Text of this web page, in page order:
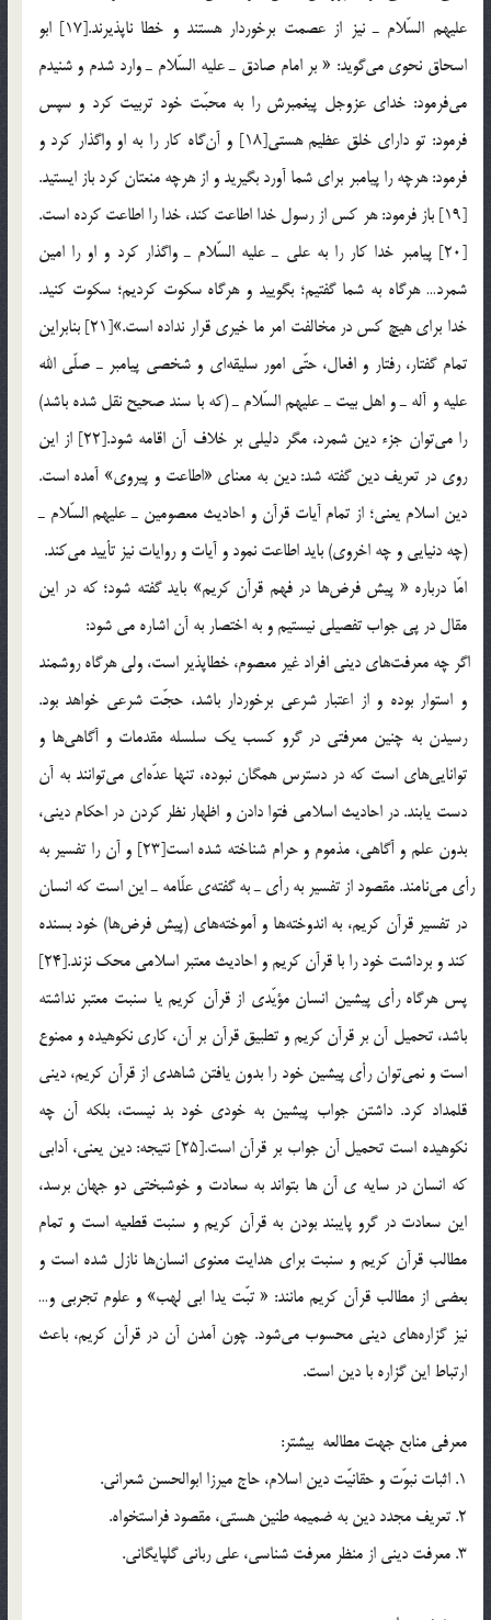
عليهم السّلام ـ نيز از عصمت برخوردار هستند و خطا ناپذيرند.[17] ابو
اسحاق نحوي مي‎گويد: « بر امام صادق ـ عليه السّلام ـ وارد شدم و شنيدم
مي‎فرمود: خداي عزوجل پيغمبرش را به محبّت خود تربيت كرد و سپس
فرمود: تو داراي خلق عظيم هستي[18] و آن‎گاه كار را به او واگذار كرد و
فرمود: هرچه را پيامبر براي شما آورد بگيريد و از هرچه منعتان كرد باز ايستيد.
[19] باز فرمود: هر كس از رسول خدا اطاعت كند، خدا را اطاعت كرده است.
[20] پيامبر خدا كار را به علي ـ عليه السّلام ـ واگذار كرد و او را امين
شمرد… هرگاه به شما گفتيم؛ بگوييد و هرگاه سكوت کرديم؛ سكوت كنيد.
خدا براي هيچ كس در مخالفت امر ما خيري قرار نداده است.»[21] بنابراين
تمام گفتار، رفتار و افعال، حتّي امور سليقه‎اي و شخصي پيامبر ـ صلّي الله
عليه و آله ـ و اهل بيت ـ عليهم السّلام ـ (كه با سند صحيح نقل شده باشد)
را مي‎توان جزء دين شمرد، مگر دليلي بر خلاف آن اقامه شود.[22] از اين
روي در تعريف دين گفته شد: دين به معناي «اطاعت و پيروي» آمده است.
دين اسلام يعني؛ از تمام آيات قرآن و احاديث معصومين ـ عليهم السّلام ـ
(چه دنيايي و چه اخروي) بايد اطاعت نمود و آيات و روايات نيز تأييد مي‎كند.
امّا درباره « پيش فرض‎ها در فهم قرآن كريم» بايد گفته شود؛ كه در اين
مقال در پي جواب تفصيلي نيستيم و به اختصار به آن اشاره مي‎ شود:
اگر چه معرفت‎هاي ديني افراد غير معصوم، خطاپذير است، ولي هرگاه روشمند
و استوار بوده و از اعتبار شرعي برخوردار باشد، حجّت شرعي خواهد بود.
رسيدن به چنين معرفتي در گرو کسب يك سلسله مقدمات و آگاهي‎ها و
توانايي‎هاي است كه در دسترس همگان نبوده، تنها عدّه‎اي مي‎توانند به آن
دست يابند. در احاديث اسلامي فتوا دادن و اظهار نظر كردن در احكام ديني،
بدون علم و آگاهي، مذموم و حرام شناخته شده است[23] و آن را تفسير به
رأي مي‎نامند. مقصود از تفسير به رأي ـ‌ به گفته‎ي علّامه ـ اين است كه انسان
در تفسير قرآن كريم، به اندوخته‎ها و آموخته‎هاي (پيش فرض‎ها) خود بسنده
كند و برداشت خود را با قرآن كريم و احاديث معتبر اسلامي محك نزند.[24]
پس هرگاه رأي پيشين انسان مؤيّدي از قرآن كريم يا سنبت معتبر نداشته
باشد، تحميل آن بر قرآن كريم و تطبيق قرآن بر آن، كاري نكوهيده و ممنوع
است و نمي‎توان رأي پيشين خود را بدون يافتن شاهدي از قرآن كريم، ديني
قلمداد کرد. داشتن جواب پيشين به خودي خود بد نيست، بلکه آن چه
نكوهيده است تحميل آن جواب بر قرآن است.[25] نتيجه: دين يعني، آدابي
كه انسان در سايه ي آن ها بتواند به سعادت و خوشبختي دو جهان برسد،
اين سعادت در گرو پايبند بودن به قرآن كريم و سنبت قطعيه است و تمام
مطالب قرآن كريم و سنبت براي هدايت معنوي انسان‎ها نازل شده است و
بعضي از مطالب قرآن كريم مانند: « تبّت يدا ابي لهب» و علوم تجربي و…
نيز گزاره‎هاي ديني محسوب مي‎شود. چون آمدن آن در قرآن كريم، باعث
ارتباط اين گزاره با دين است.
معرفي منابع جهت مطالعه بيشتر:
1. اثبات نبوّت و حقانيّت دين اسلام، حاج ميرزا ابوالحسن شعراني.
2. تعريف مجدد دين به ضميمه طنين هستي، مقصود فراستخواه.
3. معرفت ديني از منظر معرفت شناسي، علي رباني گلپايگاني.